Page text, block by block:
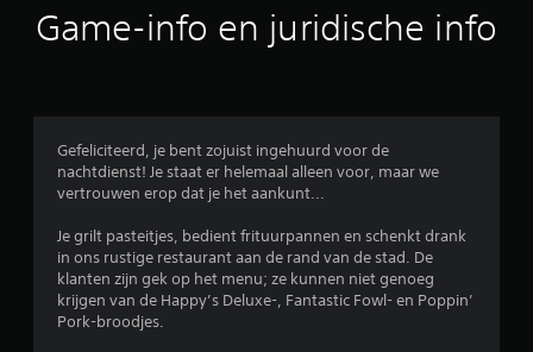
b
d
e
Game-info en juridische info
Gefeliciteerd, je bent zojuist ingehuurd voor de
nachtdienst! Je staat er helemaal alleen voor, maar we
vertrouwen erop dat je het aankunt...
Je grilt pasteitjes, bedient frituurpannen en schenkt drank
in ons rustige restaurant aan de rand van de stad. De
klanten zijn gek op het menu; ze kunnen niet genoeg
krijgen van de Happy’s Deluxe-, Fantastic Fowl- en Poppin’
Pork-broodjes.